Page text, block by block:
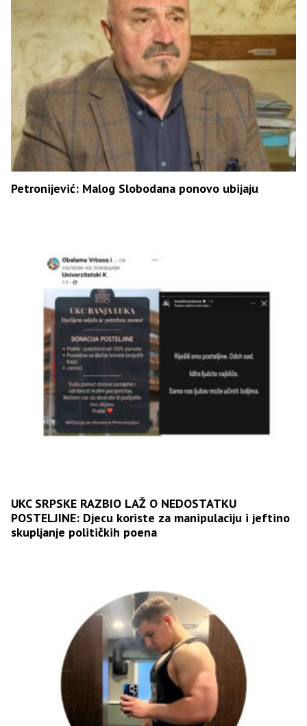
Petronijević: Malog Slobodana ponovo ubijaju
UKC SRPSKE RAZBIO LAŽ O NEDOSTATKU
POSTELJINE: Djecu koriste za manipulaciju i jeftino
skupljanje političkih poena